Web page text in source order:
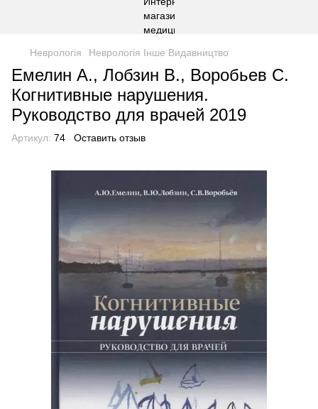
Неврологія Неврологія Інше Видавництво
Емелин А., Лобзин В., Воробьев С.
Когнитивные нарушения.
Руководство для врачей 2019
Артикул: 74 Оставить отзыв